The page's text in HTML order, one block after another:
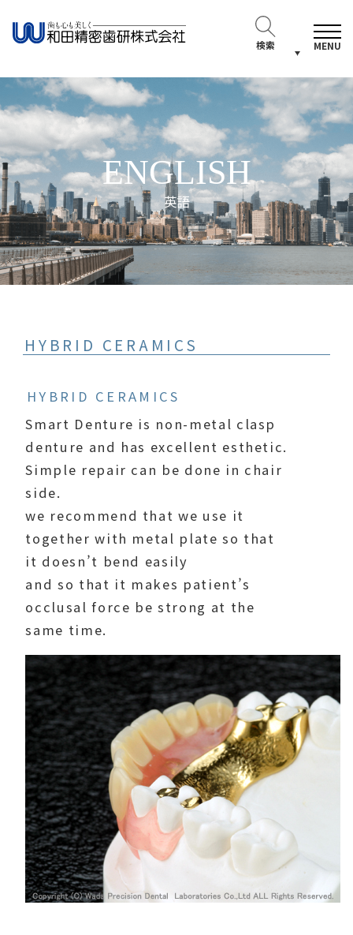
検索 MENU
ENGLISH
英語
HYBRID CERAMICS
HYBRID CERAMICS
Smart Denture is non-metal clasp
denture and has excellent esthetic.
Simple repair can be done in chair
side.
we recommend that we use it
together with metal plate so that
it doesn’t bend easily
and so that it makes patient’s
occlusal force be strong at the
same time.